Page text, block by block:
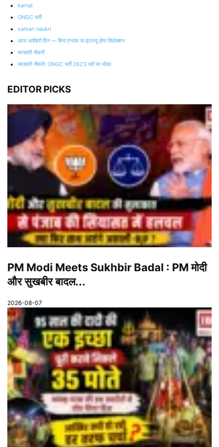
karnal
ONGC भर्ती
sarkari naukri
आज आखिरी दिन — बिना एग्जाम या इंटरव्यू होगा सिलेक्शन
सरकारी नौकरी
सरकारी नौकरी: ONGC भर्ती 2623 पदों पर मौका
EDITOR PICKS
PM Modi Meets Sukhbir Badal : PM मोदी
और सुखबीर बादल...
2026-08-07